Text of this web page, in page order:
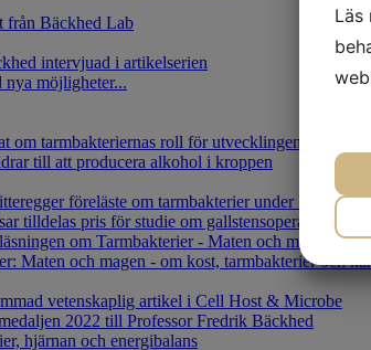
från Bäckhed Lab
intervjuad i artikelserien
nya möjligheter...
om tarmbakteriernas roll för utvecklingen av
till att producera alkohol i kroppen
föreläste om tarmbakterier under
tilldelas pris för studie om gallstensoperation och
om Tarmbakterier - Maten och magen
Maten och magen - om kost, tarmbakterier och
vetenskaplig artikel i Cell Host & Microbe
2022 till Professor Fredrik Bäckhed
hjärnan och energibalans
Läs